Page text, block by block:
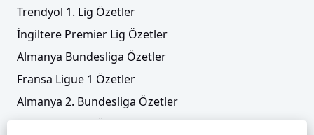
Trendyol 1. Lig Özetler
İngiltere Premier Lig Özetler
Almanya Bundesliga Özetler
Fransa Ligue 1 Özetler
Almanya 2. Bundesliga Özetler
Fransa Ligue 2 Özetler